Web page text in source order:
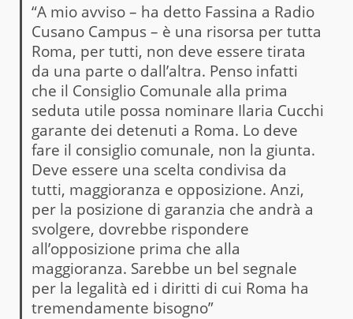
“A mio avviso – ha detto Fassina a Radio
Cusano Campus – è una risorsa per tutta
Roma, per tutti, non deve essere tirata
da una parte o dall’altra. Penso infatti
che il Consiglio Comunale alla prima
seduta utile possa nominare Ilaria Cucchi
garante dei detenuti a Roma. Lo deve
fare il consiglio comunale, non la giunta.
Deve essere una scelta condivisa da
tutti, maggioranza e opposizione. Anzi,
per la posizione di garanzia che andrà a
svolgere, dovrebbe rispondere
all’opposizione prima che alla
maggioranza. Sarebbe un bel segnale
per la legalità ed i diritti di cui Roma ha
tremendamente bisogno”